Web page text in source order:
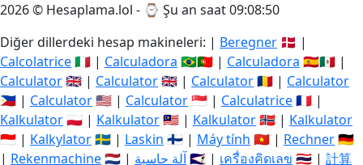
2026 © Hesaplama.lol - ⌚ Şu an saat 09:08:51
Diğer dillerdeki hesap makineleri: | Beregner 🇩🇰 |
Calcolatrice🇮🇹 | Calculadora 🇧🇷🇵🇹 | Calculadora 🇪🇸🇲🇽 |
Calculator🇬🇧 | Calculator🇬🇧 | Calculator🇷🇴 | Calculator
🇵🇭 | Calculator🇺🇸 | Calculator🇸🇬 | Calculatrice🇫🇷 |
Kalkulator🇵🇱 | Kalkulator🇲🇾 | Kalkulator🇳🇴 | Kalkulator
🇮🇩 | Kalkylator🇸🇪 | Laskin 🇫🇮 | Máy tính 🇻🇳 | Rechner🇩🇪
| Rekenmachine🇳🇱 | آلة حاسبة🇸🇦 | เครื่องคิดเลข 🇹🇭 | 計算